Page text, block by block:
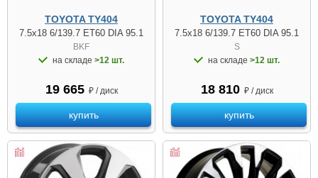
TOYOTA TY404
7.5x18 6/139.7 ET60 DIA 95.1
BKF
на складе >12 шт.
19 665 ₽ / диск
купить
TOYOTA TY404
7.5x18 6/139.7 ET60 DIA 95.1
S
на складе >12 шт.
18 810 ₽ / диск
купить